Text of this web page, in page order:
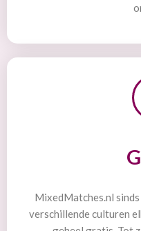
MixedMatches.nl
verschillende culturen